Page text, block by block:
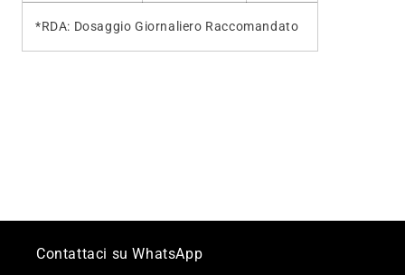
*RDA: Dosaggio Giornaliero Raccomandato
Contattaci su WhatsApp